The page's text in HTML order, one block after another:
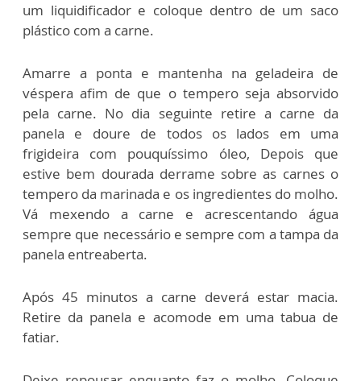
um liquidificador e coloque dentro de um saco
plástico com a carne.
Amarre a ponta e mantenha na geladeira de
véspera afim de que o tempero seja absorvido
pela carne. No dia seguinte retire a carne da
panela e doure de todos os lados em uma
frigideira com pouquíssimo óleo, Depois que
estive bem dourada derrame sobre as carnes o
tempero da marinada e os ingredientes do molho.
Vá mexendo a carne e acrescentando água
sempre que necessário e sempre com a tampa da
panela entreaberta.
Após 45 minutos a carne deverá estar macia.
Retire da panela e acomode em uma tabua de
fatiar.